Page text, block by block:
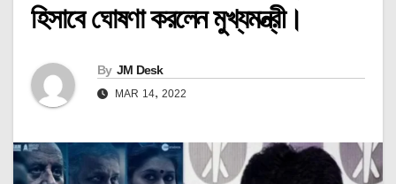
হিসাবে ঘোষণা করলেন মুখ্যমন্ত্রী।
By JM Desk
MAR 14, 2022